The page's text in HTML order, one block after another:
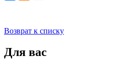
Возврат к списку
Для вас